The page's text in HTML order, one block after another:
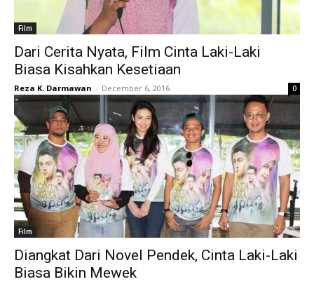
Film
Dari Cerita Nyata, Film Cinta Laki-Laki
Biasa Kisahkan Kesetiaan
Reza K. Darmawan - December 6, 2016 0
Film
Diangkat Dari Novel Pendek, Cinta Laki-Laki
Biasa Bikin Mewek